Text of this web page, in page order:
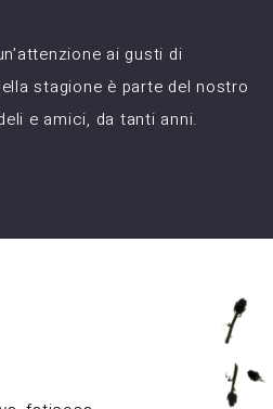
ai gusti di
stagione è parte del nostro
e amici, da tanti anni.